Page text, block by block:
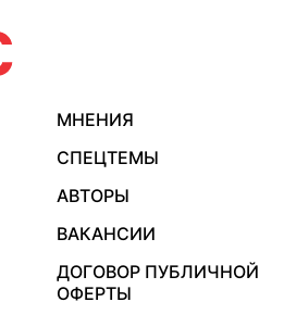
МНЕНИЯ
СПЕЦТЕМЫ
АВТОРЫ
ВАКАНСИИ
ДОГОВОР ПУБЛИЧНОЙ
ОФЕРТЫ